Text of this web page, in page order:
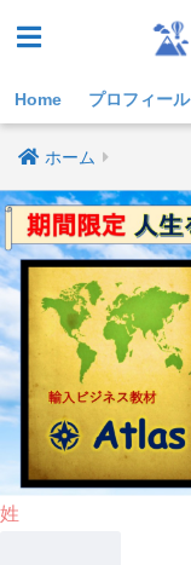
Home プロフィール
ホーム
姓